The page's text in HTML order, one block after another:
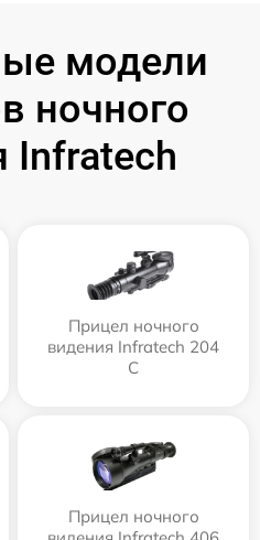
модели
ночного
Infratech
Прицел ночного
видения Infratech 204
С
Прицел ночного